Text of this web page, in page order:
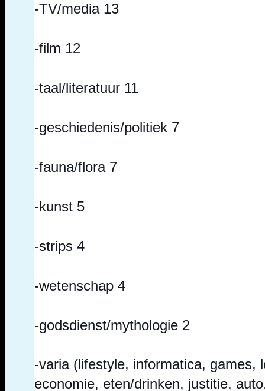
-TV/media 13
-film 12
-taal/literatuur 11
-geschiedenis/politiek 7
-fauna/flora 7
-kunst 5
-strips 4
-wetenschap 4
-godsdienst/mythologie 2
-varia (lifestyle, informatica, games,
economie, eten/drinken, justitie,